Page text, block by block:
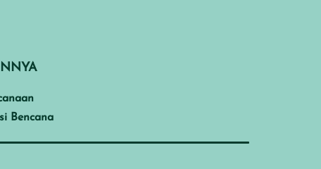
Bencana